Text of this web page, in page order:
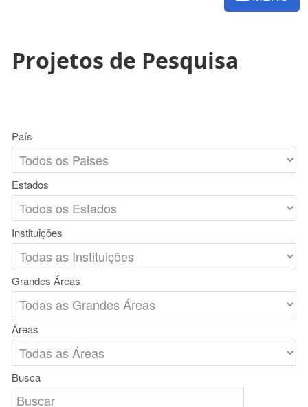
Projetos de Pesquisa
País
Estados
Instituições
Grandes Áreas
Áreas
Busca